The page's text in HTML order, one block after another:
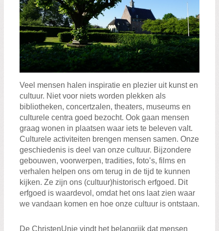
Veel mensen halen inspiratie en plezier uit kunst en
cultuur. Niet voor niets worden plekken als
bibliotheken, concertzalen, theaters, museums en
culturele centra goed bezocht. Ook gaan mensen
graag wonen in plaatsen waar iets te beleven valt.
Culturele activiteiten brengen mensen samen. Onze
geschiedenis is deel van onze cultuur. Bijzondere
gebouwen, voorwerpen, tradities, foto’s, films en
verhalen helpen ons om terug in de tijd te kunnen
kijken. Ze zijn ons (cultuur)historisch erfgoed. Dit
erfgoed is waardevol, omdat het ons laat zien waar
we vandaan komen en hoe onze cultuur is ontstaan.
De ChristenUnie vindt het belangrijk dat mensen